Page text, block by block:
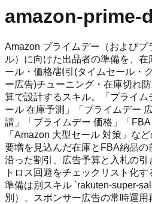
amazon-prime-
Amazon プライムデー（およびプ
ル）に向けた出品者の準備を、在
ール・価格/割引(タイムセール・
ー広告)チューニング・在庫切れ
算で設計するスキル。「プライム
ール 在庫予測」「プライムデー
請」「プライムデー 価格」「FBA
「Amazon 大型セール 対策」な
要増を見込んだ在庫とFBA納品の
沿った割引、広告予算と入札の
トロス回避をチェックリスト化
準備は別スキル `rakuten-super-
別）、スポンサー広告の常時運用